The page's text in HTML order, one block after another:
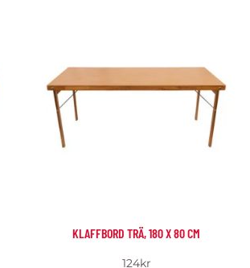
KLAFFBORD TRÄ, 180 X 80 CM
124kr